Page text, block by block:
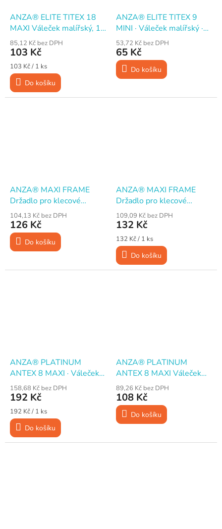
ANZA® ELITE TITEX 18
MAXI Váleček malířský, 18
cm
85,12 Kč bez DPH
103 Kč
Měrná
cena:
103 Kč / 1 ks
Do košíku
ANZA® ELITE TITEX 9
MINI · Váleček malířský ·
10 cm
53,72 Kč bez DPH
65 Kč
Do košíku
ANZA® MAXI FRAME
Držadlo pro klecové
válečky, 18 cm
104,13 Kč bez DPH
126 Kč
Do košíku
ANZA® MAXI FRAME
Držadlo pro klecové
válečky, 25 cm
109,09 Kč bez DPH
132 Kč
Měrná
cena:
132 Kč / 1 ks
Do košíku
ANZA® PLATINUM
ANTEX 8 MAXI · Váleček
malířský · mikrovlákno · 25
cm
158,68 Kč bez DPH
192 Kč
Měrná
cena:
192 Kč / 1 ks
Do košíku
ANZA® PLATINUM
ANTEX 8 MAXI Váleček
malířský mikrovlákno, 18
cm
89,26 Kč bez DPH
108 Kč
Do košíku